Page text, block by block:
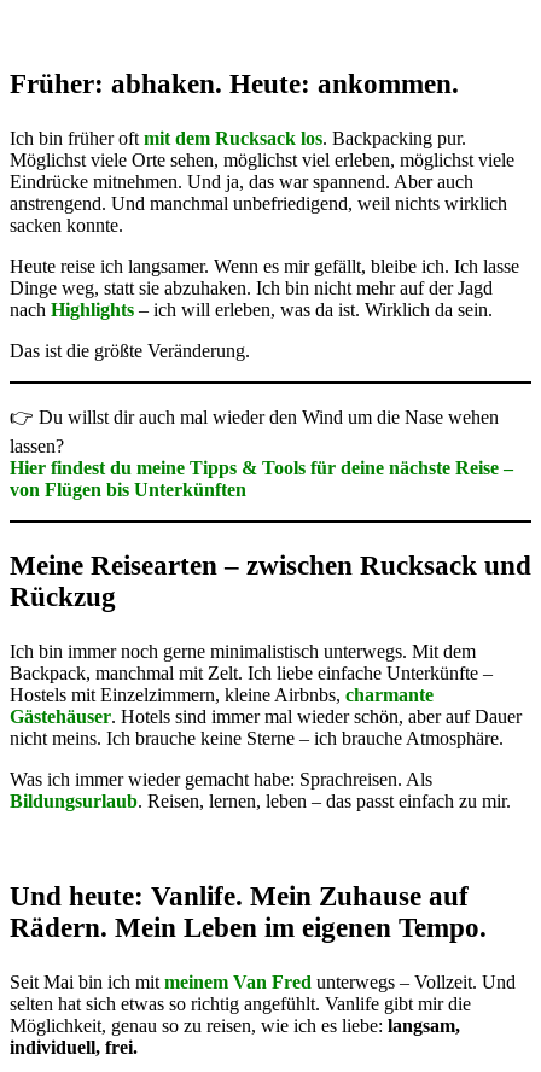
Früher: abhaken. Heute: ankommen.
Ich bin früher oft mit dem Rucksack los. Backpacking pur.
Möglichst viele Orte sehen, möglichst viel erleben, möglichst viele
Eindrücke mitnehmen. Und ja, das war spannend. Aber auch
anstrengend. Und manchmal unbefriedigend, weil nichts wirklich
sacken konnte.
Heute reise ich langsamer. Wenn es mir gefällt, bleibe ich. Ich lasse
Dinge weg, statt sie abzuhaken. Ich bin nicht mehr auf der Jagd
nach Highlights – ich will erleben, was da ist. Wirklich da sein.
Das ist die größte Veränderung.
👉 Du willst dir auch mal wieder den Wind um die Nase wehen
lassen?
Hier findest du meine Tipps & Tools für deine nächste Reise –
von Flügen bis Unterkünften
Meine Reisearten – zwischen Rucksack und
Rückzug
Ich bin immer noch gerne minimalistisch unterwegs. Mit dem
Backpack, manchmal mit Zelt. Ich liebe einfache Unterkünfte –
Hostels mit Einzelzimmern, kleine Airbnbs, charmante
Gästehäuser. Hotels sind immer mal wieder schön, aber auf Dauer
nicht meins. Ich brauche keine Sterne – ich brauche Atmosphäre.
Was ich immer wieder gemacht habe: Sprachreisen. Als
Bildungsurlaub. Reisen, lernen, leben – das passt einfach zu mir.
Und heute: Vanlife. Mein Zuhause auf
Rädern. Mein Leben im eigenen Tempo.
Seit Mai bin ich mit meinem Van Fred unterwegs – Vollzeit. Und
selten hat sich etwas so richtig angefühlt. Vanlife gibt mir die
Möglichkeit, genau so zu reisen, wie ich es liebe: langsam,
individuell, frei.